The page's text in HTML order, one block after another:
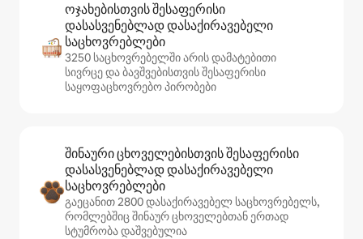
ოჯახებისთვის შესაფერისი
დასასვენებლად დასაქირავებელი
საცხოვრებლები
3250 საცხოვრებელში არის დამატებითი
სივრცე და ბავშვებისთვის შესაფერისი
საყოფაცხოვრებო პირობები
შინაური ცხოველებისთვის შესაფერისი
დასასვენებლად დასაქირავებელი
საცხოვრებლები
გაეცანით 2800 დასაქირავებელ საცხოვრებელს,
რომლებშიც შინაურ ცხოველებთან ერთად
სტუმრობა დაშვებულია